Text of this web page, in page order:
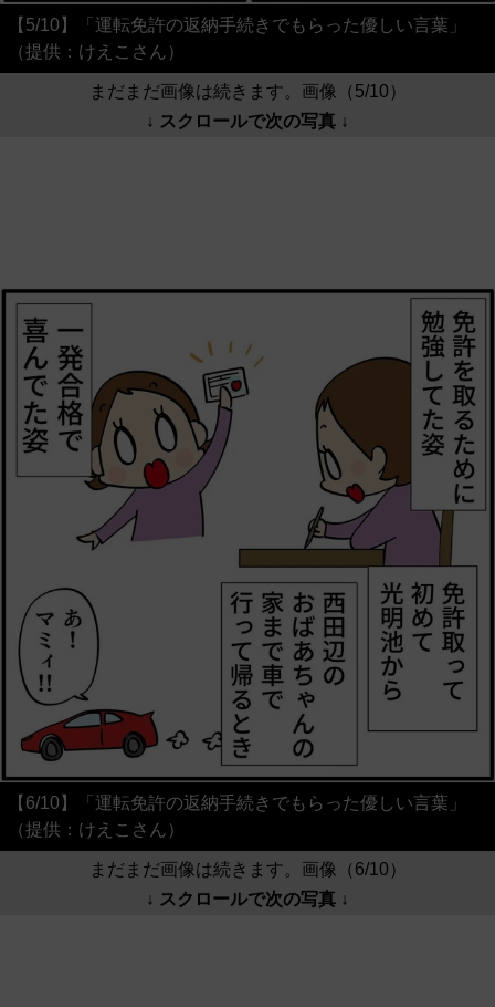
【5/10】「運転免許の返納手続きでもらった優しい言葉」
（提供：けえこさん）
まだまだ画像は続きます。画像（5/10）
↓ スクロールで次の写真 ↓
【6/10】「運転免許の返納手続きでもらった優しい言葉」
（提供：けえこさん）
まだまだ画像は続きます。画像（6/10）
↓ スクロールで次の写真 ↓